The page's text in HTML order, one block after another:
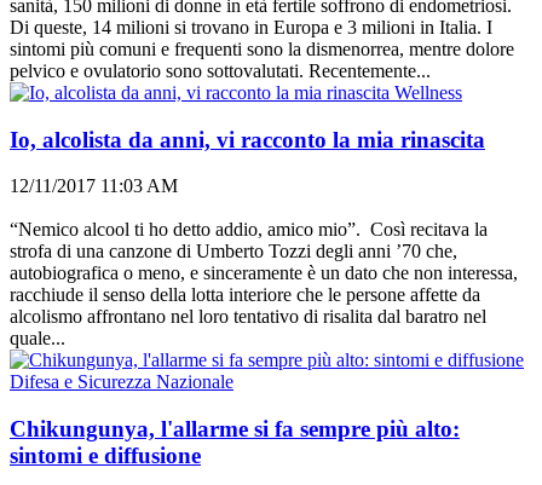
sanità, 150 milioni di donne in età fertile soffrono di endometriosi.
Di queste, 14 milioni si trovano in Europa e 3 milioni in Italia. I
sintomi più comuni e frequenti sono la dismenorrea, mentre dolore
pelvico e ovulatorio sono sottovalutati. Recentemente...
Wellness
Io, alcolista da anni, vi racconto la mia rinascita
12/11/2017 11:03 AM
“Nemico alcool ti ho detto addio, amico mio”. Così recitava la
strofa di una canzone di Umberto Tozzi degli anni ’70 che,
autobiografica o meno, e sinceramente è un dato che non interessa,
racchiude il senso della lotta interiore che le persone affette da
alcolismo affrontano nel loro tentativo di risalita dal baratro nel
quale...
Difesa e Sicurezza Nazionale
Chikungunya, l'allarme si fa sempre più alto:
sintomi e diffusione